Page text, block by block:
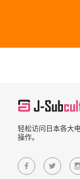
轻松访问日本各大
操作。